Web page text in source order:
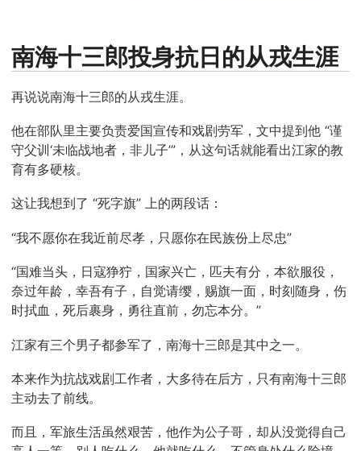
南海十三郎投身抗日的从戎生涯
再说说南海十三郎的从戎生涯。
他在部队里主要负责爱国宣传和戏剧劳军，文中提到他 “谨
守父训‘未临战地者，非儿子’”，从这句话就能看出江家的教
育有多硬核。
这让我想到了 “死字旗” 上的两段话：
“我不愿你在我近前尽孝，只愿你在民族份上尽忠”
“国难当头，日寇狰狞，国家兴亡，匹夫有分，本欲服役，
奈过年龄，幸吾有子，自觉请缨，赐旗一面，时刻随身，伤
时拭血，死后裹身，勇往直前，勿忘本分。”
江家有三个男子都参军了，南海十三郎是其中之一。
本来作为抗战戏剧工作者，大多待在后方，只有南海十三郎
主动去了前线。
而且，军旅生活虽然艰苦，他作为公子哥，却从没觉得自己